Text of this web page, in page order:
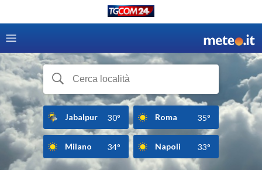
Jabalpur 30° Roma 35°
Milano 34° Napoli 33°